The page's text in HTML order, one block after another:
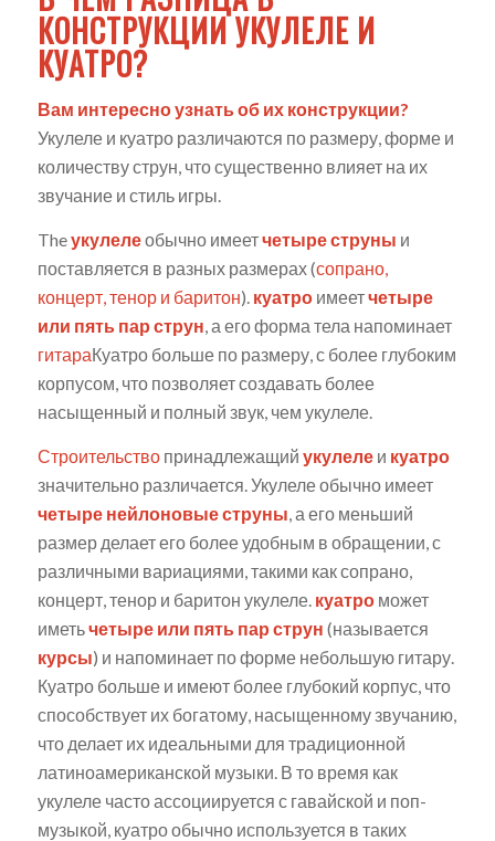
КОНСТРУКЦИИ УКУЛЕЛЕ И
КУАТРО?
Вам интересно узнать об их конструкции?
Укулеле и куатро различаются по размеру, форме и
количеству струн, что существенно влияет на их
звучание и стиль игры.
Theукулелеобычно имеетчетыре струны и
поставляется в разных размерах (сопрано,
концерт, тенор и баритон). куатроимеетчетыре
или пять пар струн, а его форма тела напоминает
гитараКуатро больше по размеру, с более глубоким
корпусом, что позволяет создавать более
насыщенный и полный звук, чем укулеле.
Строительствопринадлежащий укулелеи куатро
значительно различается. Укулеле обычно имеет
четыре нейлоновые струны , а его меньший
размер делает его более удобным в обращении, с
различными вариациями, такими как сопрано,
концерт, тенор и баритон укулеле. куатроможет
иметьчетыре или пять пар струн (называется
курсы) и напоминает по форме небольшую гитару.
Куатро больше и имеют более глубокий корпус, что
способствует их богатому, насыщенному звучанию,
что делает их идеальными для традиционной
латиноамериканской музыки. В то время как
укулеле часто ассоциируется с гавайской и поп-
музыкой, куатро обычно используется в таких